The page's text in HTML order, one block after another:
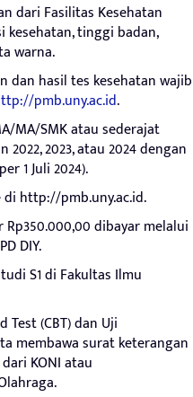
dari Fasilitas Kesehatan
kesehatan, tinggi badan,
warna.
dan hasil tes kesehatan wajib
pmb.uny.ac.id.
MA/SMK atau sederajat
2023, atau 2024 dengan
1 Juli 2024).
http://pmb.uny.ac.id.
dibayar melalui
DIY.
S1 di Fakultas Ilmu
(CBT) dan Uji
membawa surat keterangan
KONI atau